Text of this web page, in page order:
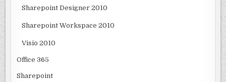
Sharepoint Designer 2010
Sharepoint Workspace 2010
Visio 2010
Office 365
Sharepoint